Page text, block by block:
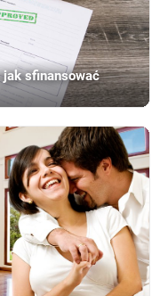
jak sfinansować